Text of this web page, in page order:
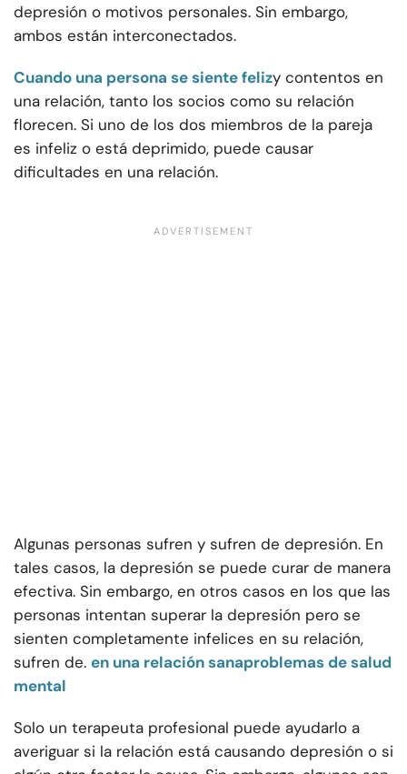
depresión o motivos personales. Sin embargo,
ambos están interconectados.
Cuando una persona se siente felizy contentos en
una relación, tanto los socios como su relación
florecen. Si uno de los dos miembros de la pareja
es infeliz o está deprimido, puede causar
dificultades en una relación.
Algunas personas sufren y sufren de depresión. En
tales casos, la depresión se puede curar de manera
efectiva. Sin embargo, en otros casos en los que las
personas intentan superar la depresión pero se
sienten completamente infelices en su relación,
sufren de. en una relación sanaproblemas de salud
mental
Solo un terapeuta profesional puede ayudarlo a
averiguar si la relación está causando depresión o si